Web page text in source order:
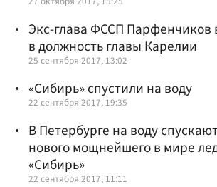
Экс-глава ФССП Парфенчиков
в должность главы Карелии
25 сентября 2017, 13:02
«Сибирь» спустили на воду
22 сентября 2017, 19:35
В Петербурге на воду
нового мощнейшего в мире
«Сибирь»
22 сентября 2017, 11:11